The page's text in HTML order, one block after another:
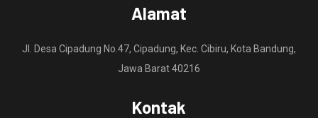
Alamat
Jl. Desa Cipadung No.47, Cipadung, Kec. Cibiru, Kota Bandung,
Jawa Barat 40216
Kontak